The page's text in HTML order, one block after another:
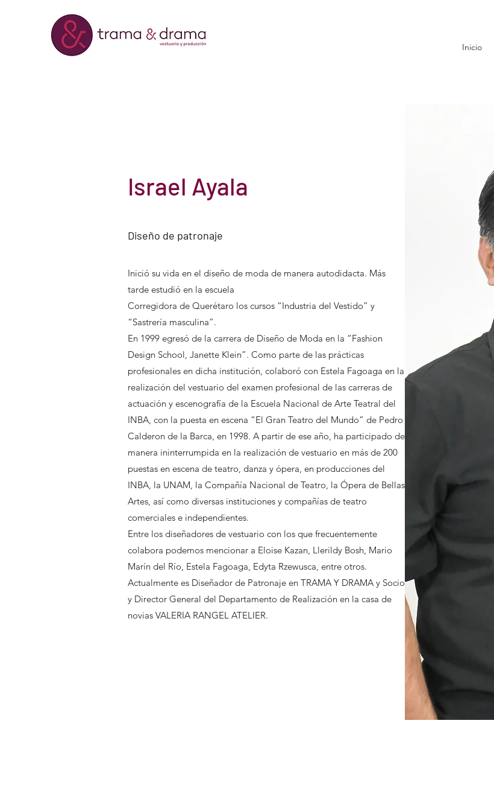
Inicio
Israel Ayala
Diseño de patronaje
Inició su vida en el diseño de moda de manera autodidacta. Más
tarde estudió en la escuela
Corregidora de Querétaro los cursos “Industria del Vestido” y
“Sastrería masculina”.
En 1999 egresó de la carrera de Diseño de Moda en la “Fashion
Design School, Janette Klein”. Como parte de las prácticas
profesionales en dicha institución, colaboró con Estela Fagoaga en la
realización del vestuario del examen profesional de las carreras de
actuación y escenografía de la Escuela Nacional de Arte Teatral del
INBA, con la puesta en escena “El Gran Teatro del Mundo” de Pedro
Calderon de la Barca, en 1998. A partir de ese año, ha participado de
manera ininterrumpida en la realización de vestuario en más de 200
puestas en escena de teatro, danza y ópera, en producciones del
INBA, la UNAM, la Compañía Nacional de Teatro, la Ópera de Bellas
Artes, así como diversas instituciones y compañías de teatro
comerciales e independientes.
Entre los diseñadores de vestuario con los que frecuentemente
colabora podemos mencionar a Eloise Kazan, Llerildy Bosh, Mario
Marín del Río, Estela Fagoaga, Edyta Rzewusca, entre otros.
Actualmente es Diseñador de Patronaje en TRAMA Y DRAMA y Socio
y Director General del Departamento de Realización en la casa de
novias VALERIA RANGEL ATELIER.